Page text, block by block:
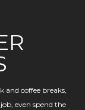
coffee breaks,
even spend the